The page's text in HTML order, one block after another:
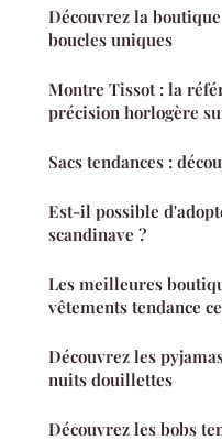
Découvrez la
boucles uniques
Montre Tissot : la
précision horlogère
Sacs tendances :
Est-il possible
scandinave ?
Les meilleures
vêtements tendance
Découvrez les
nuits douillettes
Découvrez les bobs